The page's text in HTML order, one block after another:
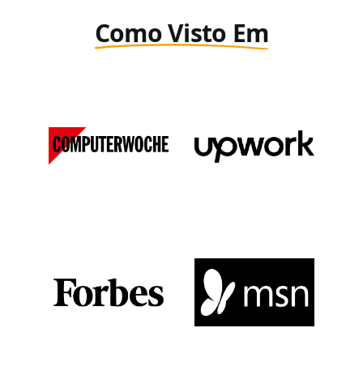
Como Visto Em
View Media Link 1
View Media Link 2
View Media Link 1
View Media Link 2
View Media Link 3